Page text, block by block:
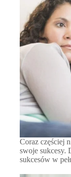
Coraz częściej
swoje sukcesy.
sukcesów w